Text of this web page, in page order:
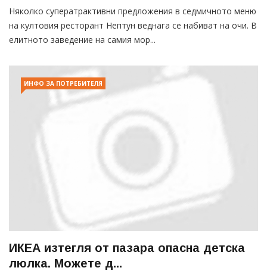
Няколко суператрактивни предложения в седмичното меню
на култовия ресторант Нептун веднага се набиват на очи. В
елитното заведение на самия мор...
ИНФО ЗА ПОТРЕБИТЕЛЯ
ИКЕА изтегля от пазара опасна детска
люлка. Можете д...